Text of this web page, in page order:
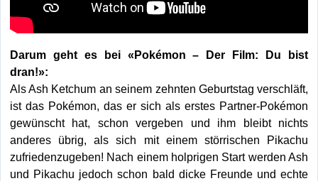
Darum geht es bei «Pokémon – Der Film: Du bist
dran!»:
Als Ash Ketchum an seinem zehnten Geburtstag verschläft,
ist das Pokémon, das er sich als erstes Partner-Pokémon
gewünscht hat, schon vergeben und ihm bleibt nichts
anderes übrig, als sich mit einem störrischen Pikachu
zufriedenzugeben! Nach einem holprigen Start werden Ash
und Pikachu jedoch schon bald dicke Freunde und echte